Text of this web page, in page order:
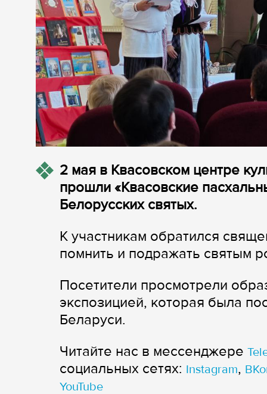
2 мая в Квасовском центре
прошли «Квасовские
Белорусских святых.
К участникам обратился
помнить и подражать святым
Посетители просмотрели
экспозицией, которая была
Беларуси.
Читайте нас в мессенджере
cоциальных сетях: Instagram,
YouTube